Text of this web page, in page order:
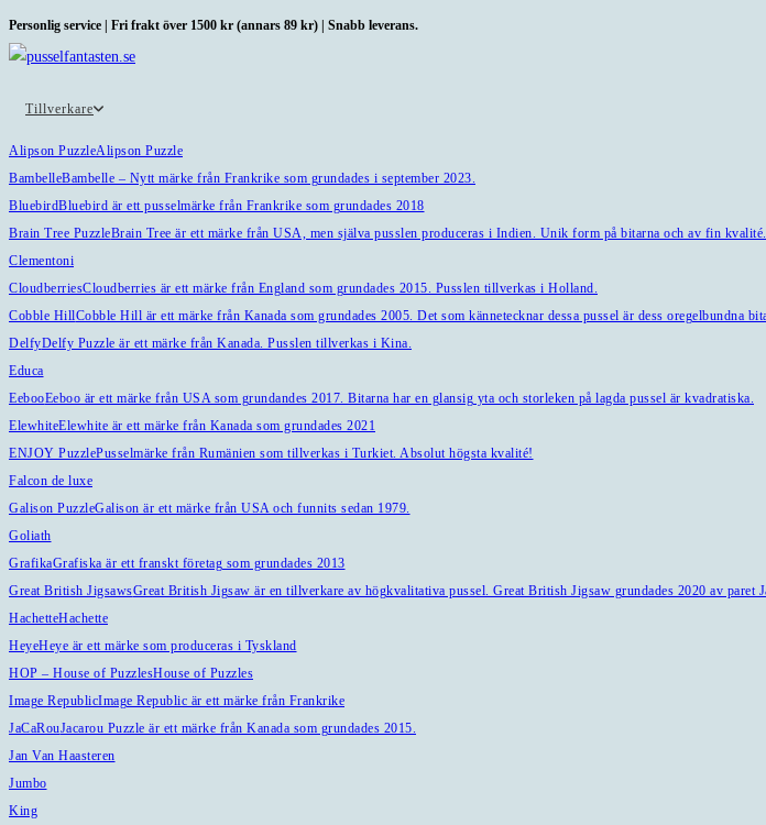
Hoppa
till
Personlig service | Fri frakt över 1500 kr (annars 89 kr) | Snabb leverans.
Tillverkare
Alipson PuzzleAlipson Puzzle
BambelleBambelle – Nytt märke från Frankrike som grundades i september 2023.
BluebirdBluebird är ett pusselmärke från Frankrike som grundades 2018
Brain Tree PuzzleBrain Tree är ett märke från USA, men själva pusslen produceras i Indien. Unik form på bitarna och av fin
Clementoni
CloudberriesCloudberries är ett märke från England som grundades 2015. Pusslen tillverkas i Holland.
Cobble HillCobble Hill är ett märke från Kanada som grundades 2005. Det som kännetecknar dessa pussel är dess oregelbundna
DelfyDelfy Puzzle är ett märke från Kanada. Pusslen tillverkas i Kina.
Educa
EebooEeboo är ett märke från USA som grundandes 2017. Bitarna har en glansig yta och storleken på lagda pussel är kvadratiska.
ElewhiteElewhite är ett märke från Kanada som grundades 2021
ENJOY PuzzlePusselmärke från Rumänien som tillverkas i Turkiet. Absolut högsta kvalité!
Falcon de luxe
Galison PuzzleGalison är ett märke från USA och funnits sedan 1979.
Goliath
GrafikaGrafiska är ett franskt företag som grundades 2013
Great British JigsawsGreat British Jigsaw är en tillverkare av högkvalitativa pussel. Great British Jigsaw grundades 2020 av paret
HachetteHachette
HeyeHeye är ett märke som produceras i Tyskland
HOP – House of PuzzlesHouse of Puzzles
Image RepublicImage Republic är ett märke från Frankrike
JaCaRouJacarou Puzzle är ett märke från Kanada som grundades 2015.
Jan Van Haasteren
Jumbo
King